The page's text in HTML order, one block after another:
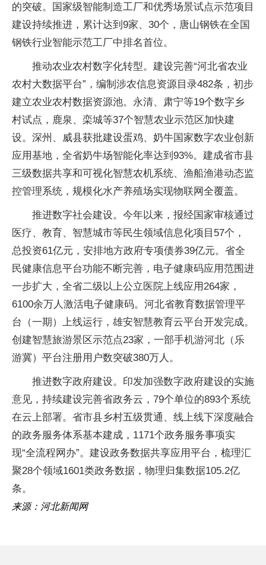
的突破。国家级智能制造工厂和优秀场景试点示范项目
建设持续推进，累计达到9家、30个，唐山钢铁在全国
钢铁行业智能示范工厂中排名首位。
推动农业农村数字化转型。建设完善“河北省农业
农村大数据平台”，编制涉农信息资源目录482条，初步
建立农业农村数据资源池。永清、肃宁等19个数字乡
村试点，鹿泉、栾城等37个智慧农业示范区加快建
设。深州、威县获批建设蛋鸡、奶牛国家数字农业创新
应用基地，全省奶牛场智能化率达到93%。建成省市县
三级数据共享和可视化智慧农机系统、渔船渔港动态监
控管理系统，规模化水产养殖场实现物联网全覆盖。
推进数字社会建设。今年以来，报经国家审核通过
医疗、教育、智慧城市等民生领域信息化项目57个，
总投资61亿元，安排地方政府专项债券39亿元。省全
民健康信息平台功能不断完善，电子健康码应用范围进
一步扩大，全省二级以上公立医院上线应用264家，
6100余万人激活电子健康码。河北省教育数据管理平
台（一期）上线运行，雄安智慧教育云平台开发完成。
创建智慧旅游景区示范点23家，一部手机游河北（乐
游冀）平台注册用户数突破380万人。
推进数字政府建设。印发加强数字政府建设的实施
意见，持续建设完善省政务云，79个单位的893个系统
在云上部署。省市县乡村五级贯通、线上线下深度融合
的政务服务体系基本建成，1171个政务服务事项实
现“全流程网办”。建设政务数据共享应用平台，梳理汇
聚28个领域1601类政务数据，物理归集数据105.2亿
条。
来源：河北新闻网